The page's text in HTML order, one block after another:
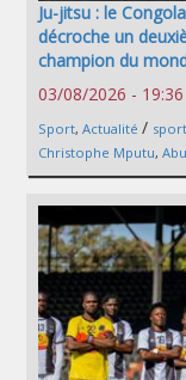
Ju-jitsu : le
décroche un
champion du
03/08/2026 - 19:36
Sport, Actualité / sport
Christophe Mputu,